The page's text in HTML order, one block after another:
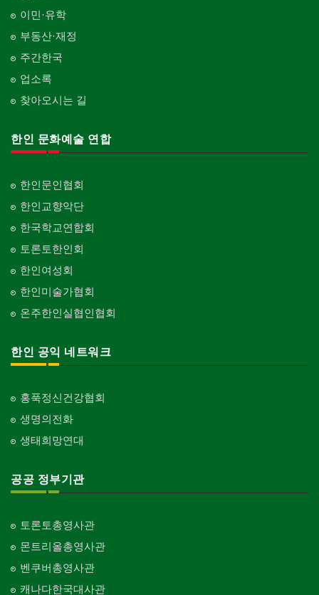
이민·유학
부동산·재정
주간한국
업소록
찾아오시는 길
한인 문화예술 연합
한인문인협회
한인교향악단
한국학교연합회
토론토한인회
한인여성회
한인미술가협회
온주한인실협인협회
한인 공익 네트워크
홍푹정신건강협회
생명의전화
생태희망연대
공공 정부기관
토론토총영사관
몬트리올총영사관
벤쿠버총영사관
캐나다한국대사관